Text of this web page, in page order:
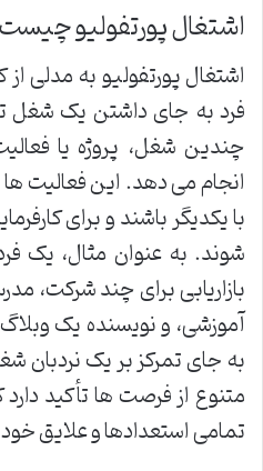
اشتغال پورتفولیو
اشتغال پورتفولیو به مدلی
فرد به جای داشتن یک شغل
چندین شغل، پروژه یا
انجام می دهد. این فعالیت ها
با یکدیگر باشند و برای
شوند. به عنوان مثال، یک
بازاریابی برای چند شرکت،
آموزشی، و نویسنده یک
به جای تمرکز بر یک نردبان
متنوع از فرصت ها تأکید
تمامی استعدادها و علایق